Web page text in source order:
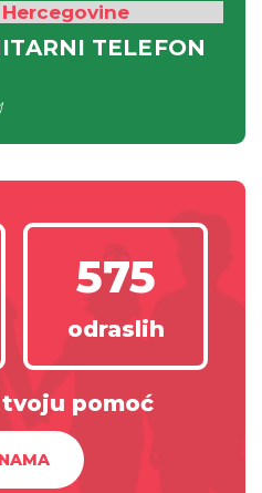
TELEFON
575
odraslih
pomoć